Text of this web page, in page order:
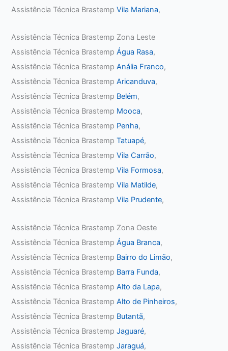
Assistência Técnica BrastempVila Mariana,
Assistência Técnica Brastemp Zona Leste
Assistência Técnica BrastempÁgua Rasa,
Assistência Técnica BrastempAnália Franco,
Assistência Técnica BrastempAricanduva,
Assistência Técnica Brastemp Belém,
Assistência Técnica Brastemp Mooca,
Assistência Técnica Brastemp Penha,
Assistência Técnica BrastempTatuapé,
Assistência Técnica BrastempVila Carrão,
Assistência Técnica BrastempVila Formosa,
Assistência Técnica BrastempVila Matilde,
Assistência Técnica BrastempVila Prudente,
Assistência Técnica Brastemp Zona Oeste
Assistência Técnica BrastempÁgua Branca,
Assistência Técnica Brastemp Bairro do Limão,
Assistência Técnica Brastemp Barra Funda,
Assistência Técnica BrastempAlto da Lapa,
Assistência Técnica BrastempAlto de Pinheiros,
Assistência Técnica Brastemp Butantã,
Assistência Técnica BrastempJaguaré,
Assistência Técnica BrastempJaraguá,